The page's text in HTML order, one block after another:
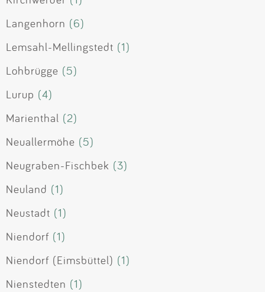
Langenhorn (6)
Lemsahl-Mellingstedt (1)
Lohbrügge (5)
Lurup (4)
Marienthal (2)
Neuallermöhe (5)
Neugraben-Fischbek (3)
Neuland (1)
Neustadt (1)
Niendorf (1)
Niendorf (Eimsbüttel) (1)
Nienstedten (1)